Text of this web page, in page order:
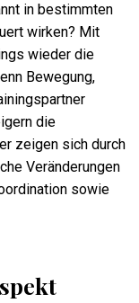
in bestimmten
wirken? Mit
wieder die
Bewegung,
die
zeigen sich durch
Veränderungen
sowie